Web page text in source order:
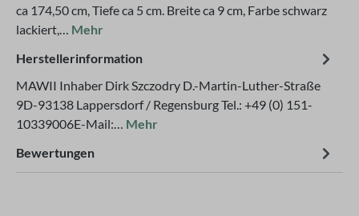
ca 174,50 cm, Tiefe ca 5 cm. Breite ca 9 cm, Farbe schwarz
lackiert,… Mehr
Herstellerinformation
MAWII Inhaber Dirk Szczodry D.-Martin-Luther-Straße
9D-93138 Lappersdorf / Regensburg Tel.: +49 (0) 151-
10339006E-Mail:… Mehr
Bewertungen